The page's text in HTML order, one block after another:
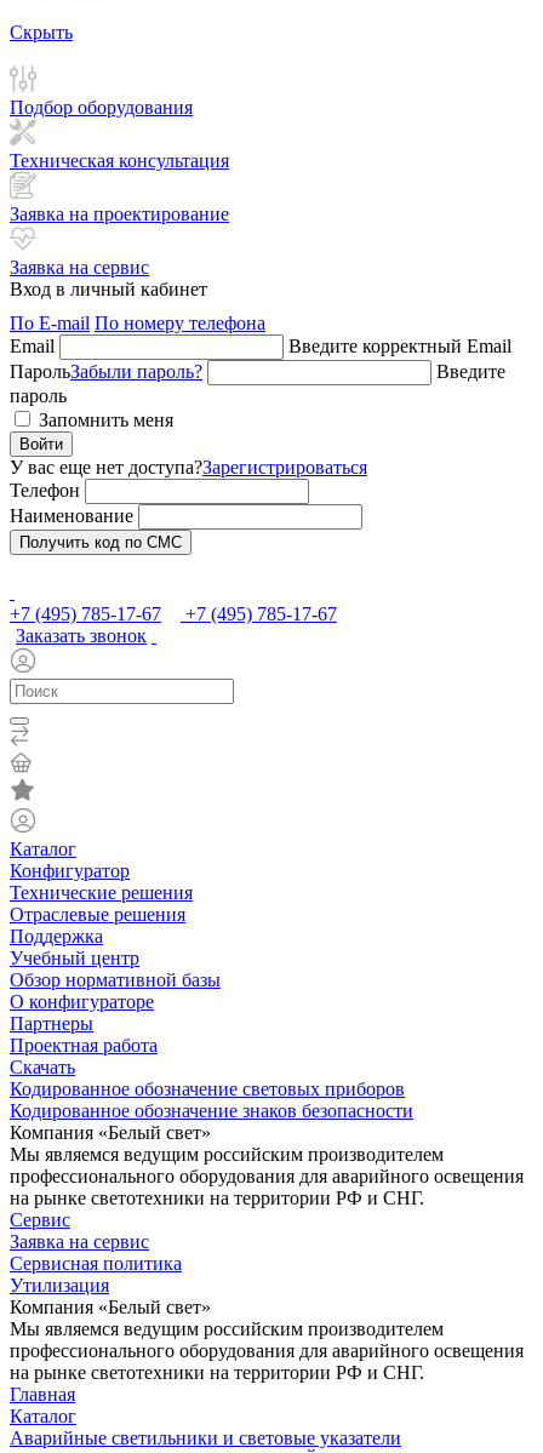
Скрыть
Подбор оборудования
Техническая консультация
Заявка на проектирование
Заявка на сервис
Вход в личный кабинет
По E-mail По номеру телефона
Email
Введите корректный Email
ПарольЗабыли пароль?
Введите
пароль
Запомнить меня
Войти
У вас еще нет доступа?Зарегистрироваться
Телефон
Наименование
Получить код по СМС
+7 (495) 785-17-67
+7 (495) 785-17-67
Заказать звонок
Каталог
Конфигуратор
Технические решения
Отраслевые решения
Поддержка
Учебный центр
Обзор нормативной базы
О конфигураторе
Партнеры
Проектная работа
Скачать
Кодированное обозначение световых приборов
Кодированное обозначение знаков безопасности
Компания «Белый свет»
Мы являемся ведущим российским производителем
профессионального оборудования для аварийного освещения
на рынке светотехники на территории РФ и СНГ.
Сервис
Заявка на сервис
Сервисная политика
Утилизация
Компания «Белый свет»
Мы являемся ведущим российским производителем
профессионального оборудования для аварийного освещения
на рынке светотехники на территории РФ и СНГ.
Главная
Каталог
Аварийные светильники и световые указатели